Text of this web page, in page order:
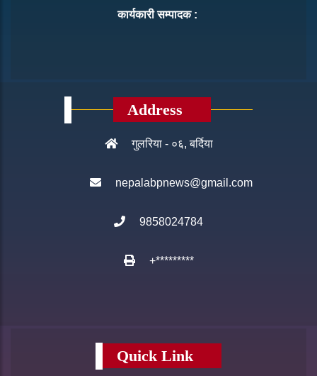
कार्यकारी सम्पादक :
Address
गुलरिया - ०६, बर्दिया
nepalabpnews@gmail.com
9858024784
+*********
Quick Link